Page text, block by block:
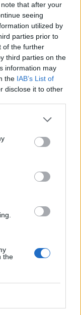
that after your
seeing
utilized by
parties prior to
of the further
third parties on the
information may
the IAB’s List of
disclose it to other
the
innehåll.